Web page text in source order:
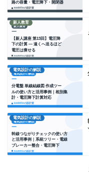
新人教育
電気設計の解説
電気設計の解説